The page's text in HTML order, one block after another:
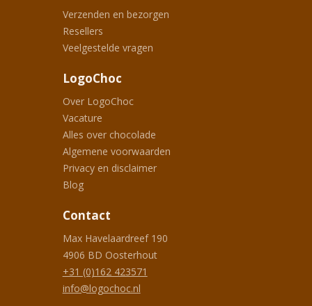
Verzenden en bezorgen
Resellers
Veelgestelde vragen
LogoChoc
Over LogoChoc
Vacature
Alles over chocolade
Algemene voorwaarden
Privacy en disclaimer
Blog
Contact
Max Havelaardreef 190
4906 BD Oosterhout
+31 (0)162 423571
info@logochoc.nl